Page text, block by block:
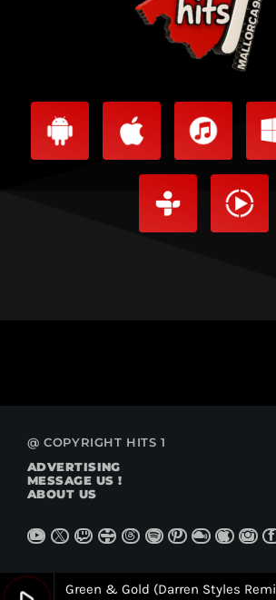
Green & Gold (Darren Styles
@ COPYRIGHT HITS 1
ADVERTISING
MESSAGE US !
ABOUT US